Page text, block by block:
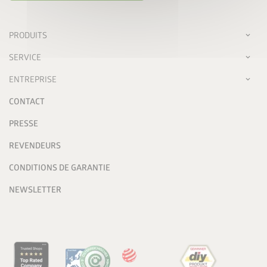
PRODUITS
SERVICE
ENTREPRISE
CONTACT
PRESSE
REVENDEURS
CONDITIONS DE GARANTIE
NEWSLETTER